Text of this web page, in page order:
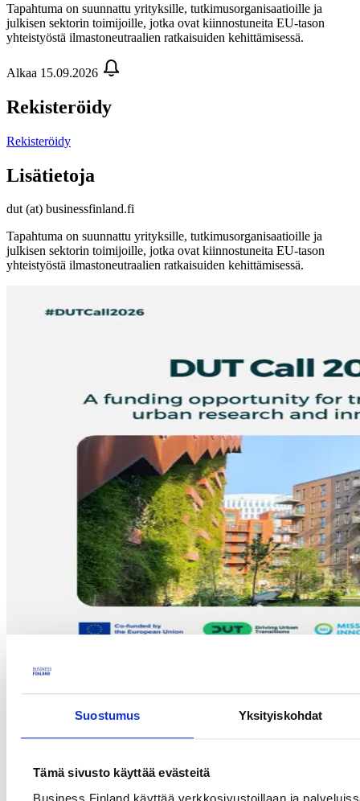
Suostumus Yksityiskohdat
Tämä sivusto käyttää evästeitä
Business Finland käyttää verkkosivustoillaan ja
Tapahtuma on suunnattu yrityksille, tutkimusorganisaatioille ja
julkisen sektorin toimijoille, jotka ovat kiinnostuneita EU-tason
yhteistyöstä ilmastoneutraalien ratkaisuiden kehittämisessä.
Alkaa 15.09.2026
Rekisteröidy
Rekisteröidy
Lisätietoja
dut (at) businessfinland.fi
Tapahtuma on suunnattu yrityksille, tutkimusorganisaatioille ja
julkisen sektorin toimijoille, jotka ovat kiinnostuneita EU-tason
yhteistyöstä ilmastoneutraalien ratkaisuiden kehittämisessä.
Kansallinen infowebinaari: DUT Joint Call 2026.
Business Finland kutsuu suomalaisia tutkimusorganisaatioita,
yliopistoja, yrityksiä ja muita relevantteja toimijoita kansalliseen
infotilaisuuteen, jossa aiheena on Driving Urban Transition
Partnership -kumppanuuden vuoden 2026 haku.
kumppanuus Driving Urban Transition Partnership (DUT) tukee
kansainvälisiä tutkimus-, kehitys- ja innovaatiohankkeita (TKI),